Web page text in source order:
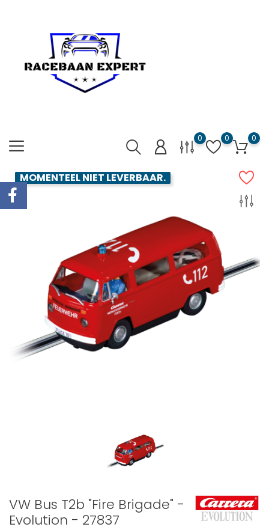
0 0 0
MOMENTEEL NIET LEVERBAAR.
VW Bus T2b "Fire Brigade" -
Evolution - 27837